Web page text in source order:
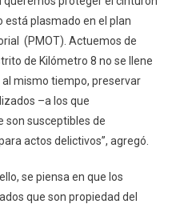
plasmado en el plan
(PMOT). Actuemos de
de Kilómetro 8 no se llene
mismo tiempo, preservar
–a los que
son susceptibles de
actos delictivos”, agregó.
se piensa en que los
que son propiedad del